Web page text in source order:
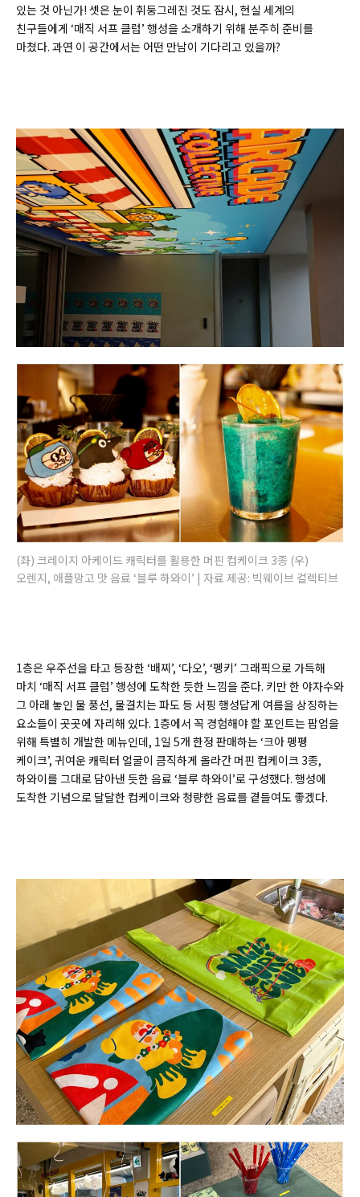
있는 것 아닌가! 셋은 눈이 휘둥그레진 것도 잠시, 현실 세계의
친구들에게 ‘매직 서프 클럽’ 행성을 소개하기 위해 분주히 준비를
마쳤다. 과연 이 공간에서는 어떤 만남이 기다리고 있을까?
(좌) 크레이지 아케이드 캐릭터를 활용한 머핀 컵케이크 3종 (우)
오렌지, 애플망고 맛 음료 ‘블루 하와이’ | 자료 제공: 빅웨이브 컬렉티브
1층은 우주선을 타고 등장한 ‘배찌’, ‘다오’, ‘펭키’ 그래픽으로 가득해
마치 ‘매직 서프 클럽’ 행성에 도착한 듯한 느낌을 준다. 키만 한 야자수와
그 아래 놓인 물 풍선, 물결치는 파도 등 서핑 행성답게 여름을 상징하는
요소들이 곳곳에 자리해 있다. 1층에서 꼭 경험해야 할 포인트는 팝업을
위해 특별히 개발한 메뉴인데, 1일 5개 한정 판매하는 ‘크아 펭펭
케이크’, 귀여운 캐릭터 얼굴이 큼직하게 올라간 머핀 컵케이크 3종,
하와이를 그대로 담아낸 듯한 음료 ‘블루 하와이’로 구성했다. 행성에
도착한 기념으로 달달한 컵케이크와 청량한 음료를 곁들여도 좋겠다.